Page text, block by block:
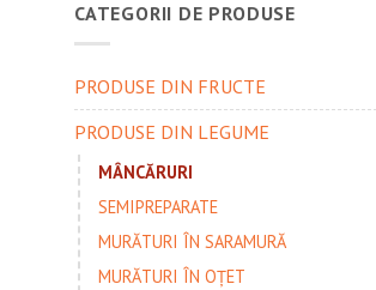
CATEGORII DE PRODUSE
PRODUSE DIN FRUCTE
PRODUSE DIN LEGUME
MÂNCĂRURI
SEMIPREPARATE
MURĂTURI ÎN SARAMURĂ
MURĂTURI ÎN OȚET